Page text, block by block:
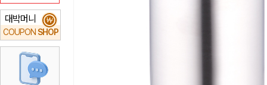
대박머니
COUPON SHOP
₩